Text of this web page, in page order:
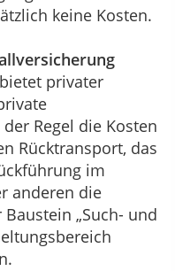
keine Kosten.
privater
Regel die Kosten
Rücktransport, das
im
anderen die
„Such- und